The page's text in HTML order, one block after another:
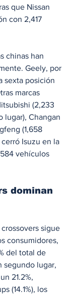
que Nissan
con 2,417
chinas han
Geely, por
sexta posición
marcas
(2,233
lugar), Changan
(1,658
Isuzu en la
vehículos
dominan
sigue
consumidores,
del total de
segundo lugar,
21.2%,
(14.1%), los